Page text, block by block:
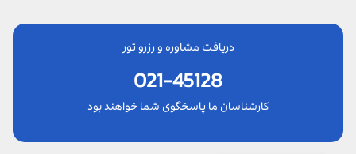
دریافت مشاوره و رزرو تور
021-45128
کارشناسان ما پاسخگوی شما خواهند بود